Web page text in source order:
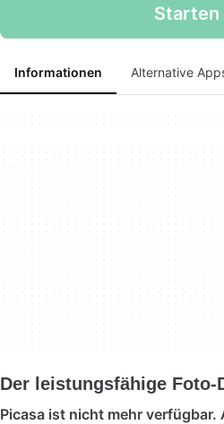
Starten
Informationen Alternative
Der leistungsfähige Foto-
Picasa ist nicht mehr